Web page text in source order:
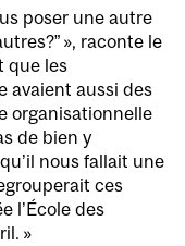
poser une autre
», raconte le
que les
avaient aussi des
organisationnelle
de bien y
nous fallait une
ces
l’École des
»